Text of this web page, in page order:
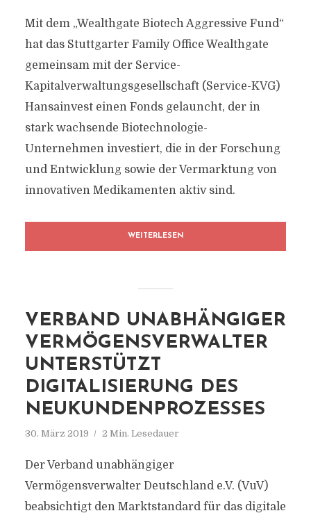
Mit dem „Wealthgate Biotech Aggressive Fund“
hat das Stuttgarter Family Office Wealthgate
gemeinsam mit der Service-
Kapitalverwaltungsgesellschaft (Service-KVG)
Hansainvest einen Fonds gelauncht, der in
stark wachsende Biotechnologie-
Unternehmen investiert, die in der Forschung
und Entwicklung sowie der Vermarktung von
innovativen Medikamenten aktiv sind.
WEITERLESEN
VERBAND UNABHÄNGIGER
VERMÖGENSVERWALTER
UNTERSTÜTZT
DIGITALISIERUNG DES
NEUKUNDENPROZESSES
30. März 2019 2 Min. Lesedauer
Der Verband unabhängiger
Vermögensverwalter Deutschland e.V. (VuV)
beabsichtigt den Marktstandard für das digitale